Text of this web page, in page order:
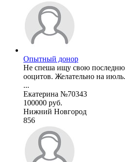
Опытный донор
Не спеша ищу свою
ооцитов. Желательно на
...
Екатерина №70343
100000 руб.
Нижний Новгород
856